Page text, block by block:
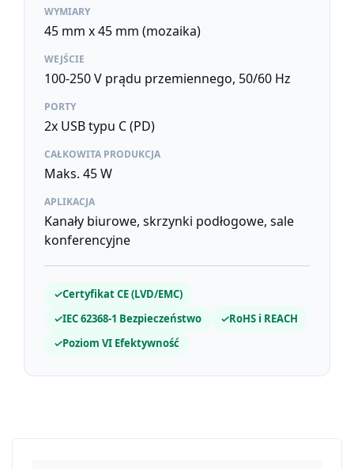
WYMIARY
45 mm x 45 mm (mozaika)
WEJŚCIE
100-250 V prądu przemiennego, 50/60 Hz
PORTY
2x USB typu C (PD)
CAŁKOWITA PRODUKCJA
Maks. 45 W
APLIKACJA
Kanały biurowe, skrzynki podłogowe, sale
konferencyjne
✓Certyfikat CE (LVD/EMC)
✓IEC 62368-1 Bezpieczeństwo ✓RoHS i REACH
✓Poziom VI Efektywność